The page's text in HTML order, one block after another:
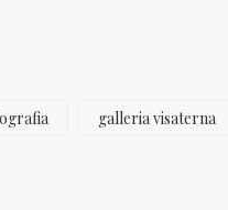
galleria visaterna